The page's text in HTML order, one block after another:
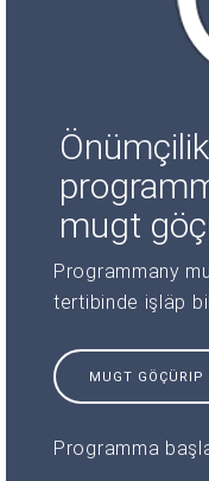
mugt
Programmany
tertibinde işläp
MUGT GÖÇÜRIP
Programma